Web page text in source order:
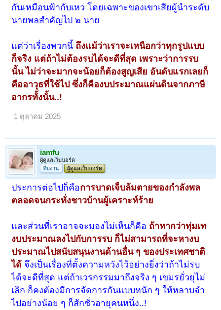
กันเหมือนฟ้ากับเหว โดยเฉพาะของเขาเสียผู้นำระดับ
นายพลสำคัญไป ๒ นาย
แต่ว่าเรื่องพวกนี้ ถึงแม้ว่าเราจะเหนือกว่าทุกรูปแบบ
ก็จริง แต่ถ้าไม่ต้องรบได้จะดีที่สุด เพราะว่าการรบ
นั้น ไม่ว่าจะมากจะน้อยก็ต้องสูญเสีย อันดับแรกเลยก็
คืออาวุธที่ใช้ไป ซึ่งก็คืองบประมาณแผ่นดินจากภาษี
อากรทั้งนั้น..!
1 ตุลาคม 2025
iamfu
ผู้ดูแลเว็บบอร์ด
ทีมงาน
ผู้ดูแลเว็บบอร์ด
ประการต่อไปก็คือการบาดเจ็บล้มตายของกำลังพล
ตลอดจนกระทั่งชาวบ้านผู้เคราะห์ร้าย
และส่วนที่เราอาจจะมองไม่เห็นก็คือ ถ้าหากว่าทุ่มเท
งบประมาณลงไปกับการรบ ก็ไม่สามารถที่จะหางบ
ประมาณไปสนับสนุนงานด้านอื่น ๆ ของประเทศชาติ
ได้ จึงเป็นเรื่องที่ตั้งความหวังไว้อย่างยิ่งว่าถ้าไม่รบ
ได้จะดีที่สุด แต่ถ้าเวรกรรมมาถึงจริง ๆ เขมรยั่วยุไม่
เลิก ก็คงต้องมีการจัดการกันแบบหนัก ๆ ให้หลาบจำ
ไปอย่างน้อย ๆ ก็สักชั่วอายุคนหนึ่ง..!